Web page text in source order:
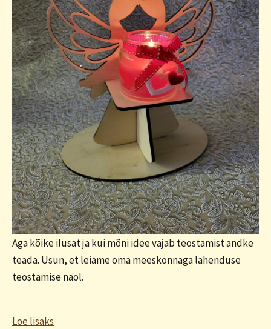
Aga kõike ilusat ja kui mõni idee vajab teostamist andke
teada. Usun, et leiame oma meeskonnaga lahenduse
teostamise näol.
Loe lisaks